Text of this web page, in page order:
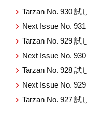
Tarzan No. 930 試
Next Issue No.
Tarzan No. 929 試
Next Issue No.
Tarzan No. 928 試
Next Issue No.
Tarzan No. 927 試